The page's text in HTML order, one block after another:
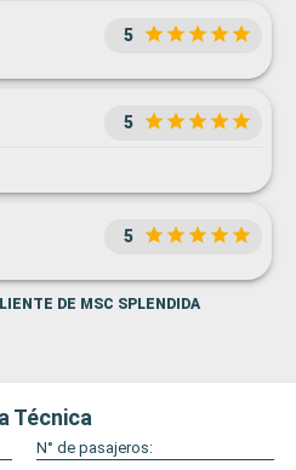
5
5
5
DE MSC SPLENDIDA
Técnica
N° de pasajeros: